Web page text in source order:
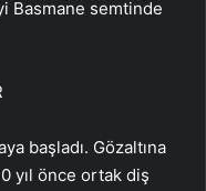
Basmane semtinde
başladı. Gözaltına
yıl önce ortak diş